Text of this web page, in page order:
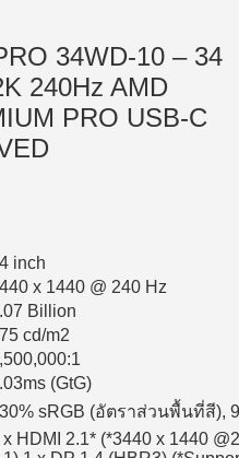
34WD-10 – 34
240Hz AMD
PRO USB-C
inch
x 1440 @ 240 Hz
Billion
cd/m2
(GtG)
sRGB (อัตราส่วนพื้นที่สี),
x HDMI 2.1* (*3440 x 1440